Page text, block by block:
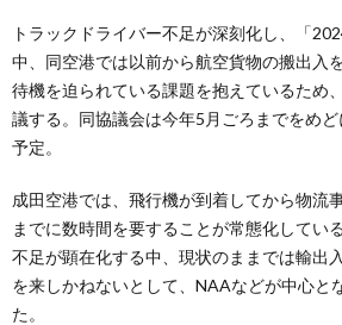
トラックドライバー不足が深刻化し、「
中、同空港では以前から航空貨物の搬出入
待機を迫られている課題を抱えているため
議する。同協議会は今年5月ごろまでをめ
予定。
成田空港では、飛行機が到着してから物流
までに数時間を要することが常態化してい
不足が顕在化する中、現状のままでは輸出
を来しかねないとして、NAAなどが中心と
た。